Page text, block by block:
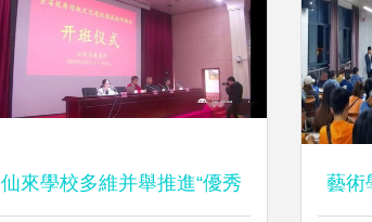
仙來學校多維并舉推進“優秀 藝術